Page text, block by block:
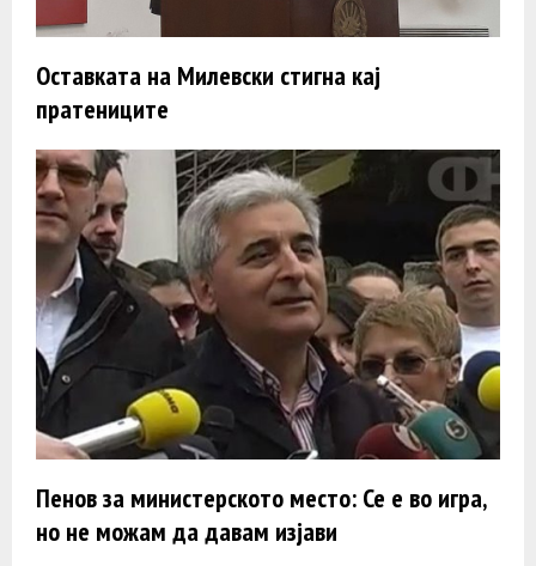
Оставката на Милевски стигна кај
пратениците
Пенов за министерското место: Се е во игра,
но не можам да давам изјави